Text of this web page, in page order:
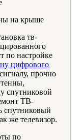
на крыше
тв-
по настройке
цифрового
прочно
спутниковой
ТВ-
спутниковый
же телевизор.
по